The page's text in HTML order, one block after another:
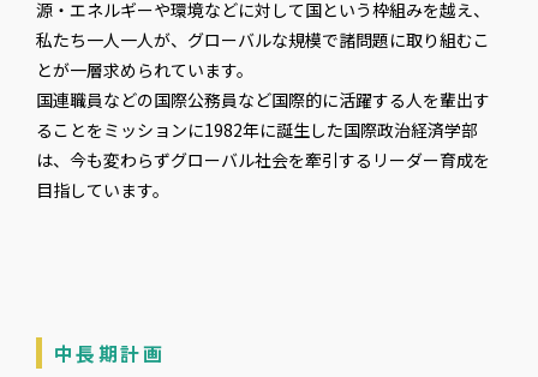
源・エネルギーや環境などに対して国という枠組みを越え、
私たち一人一人が、グローバルな規模で諸問題に取り組むこ
とが一層求められています。
国連職員などの国際公務員など国際的に活躍する人を輩出す
ることをミッションに1982年に誕生した国際政治経済学部
は、今も変わらずグローバル社会を牽引するリーダー育成を
目指しています。
中長期計画